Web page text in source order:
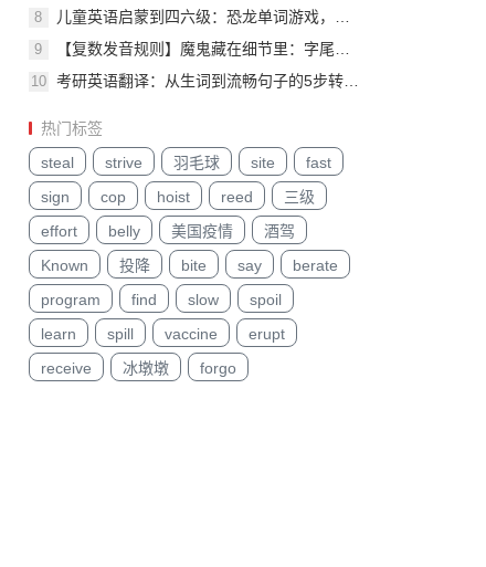
8
9
10 考研英语翻译：从生词到流畅句子的5步转化法
热门标签
steal
strive 羽毛球 site
fast
sign
cop hoist reed
三级
effort
belly 美国疫情
酒驾
Known
投降 bite say
berate
program
find slow
spoil
learn
spill vaccine
erupt
receive
冰墩墩 forgo